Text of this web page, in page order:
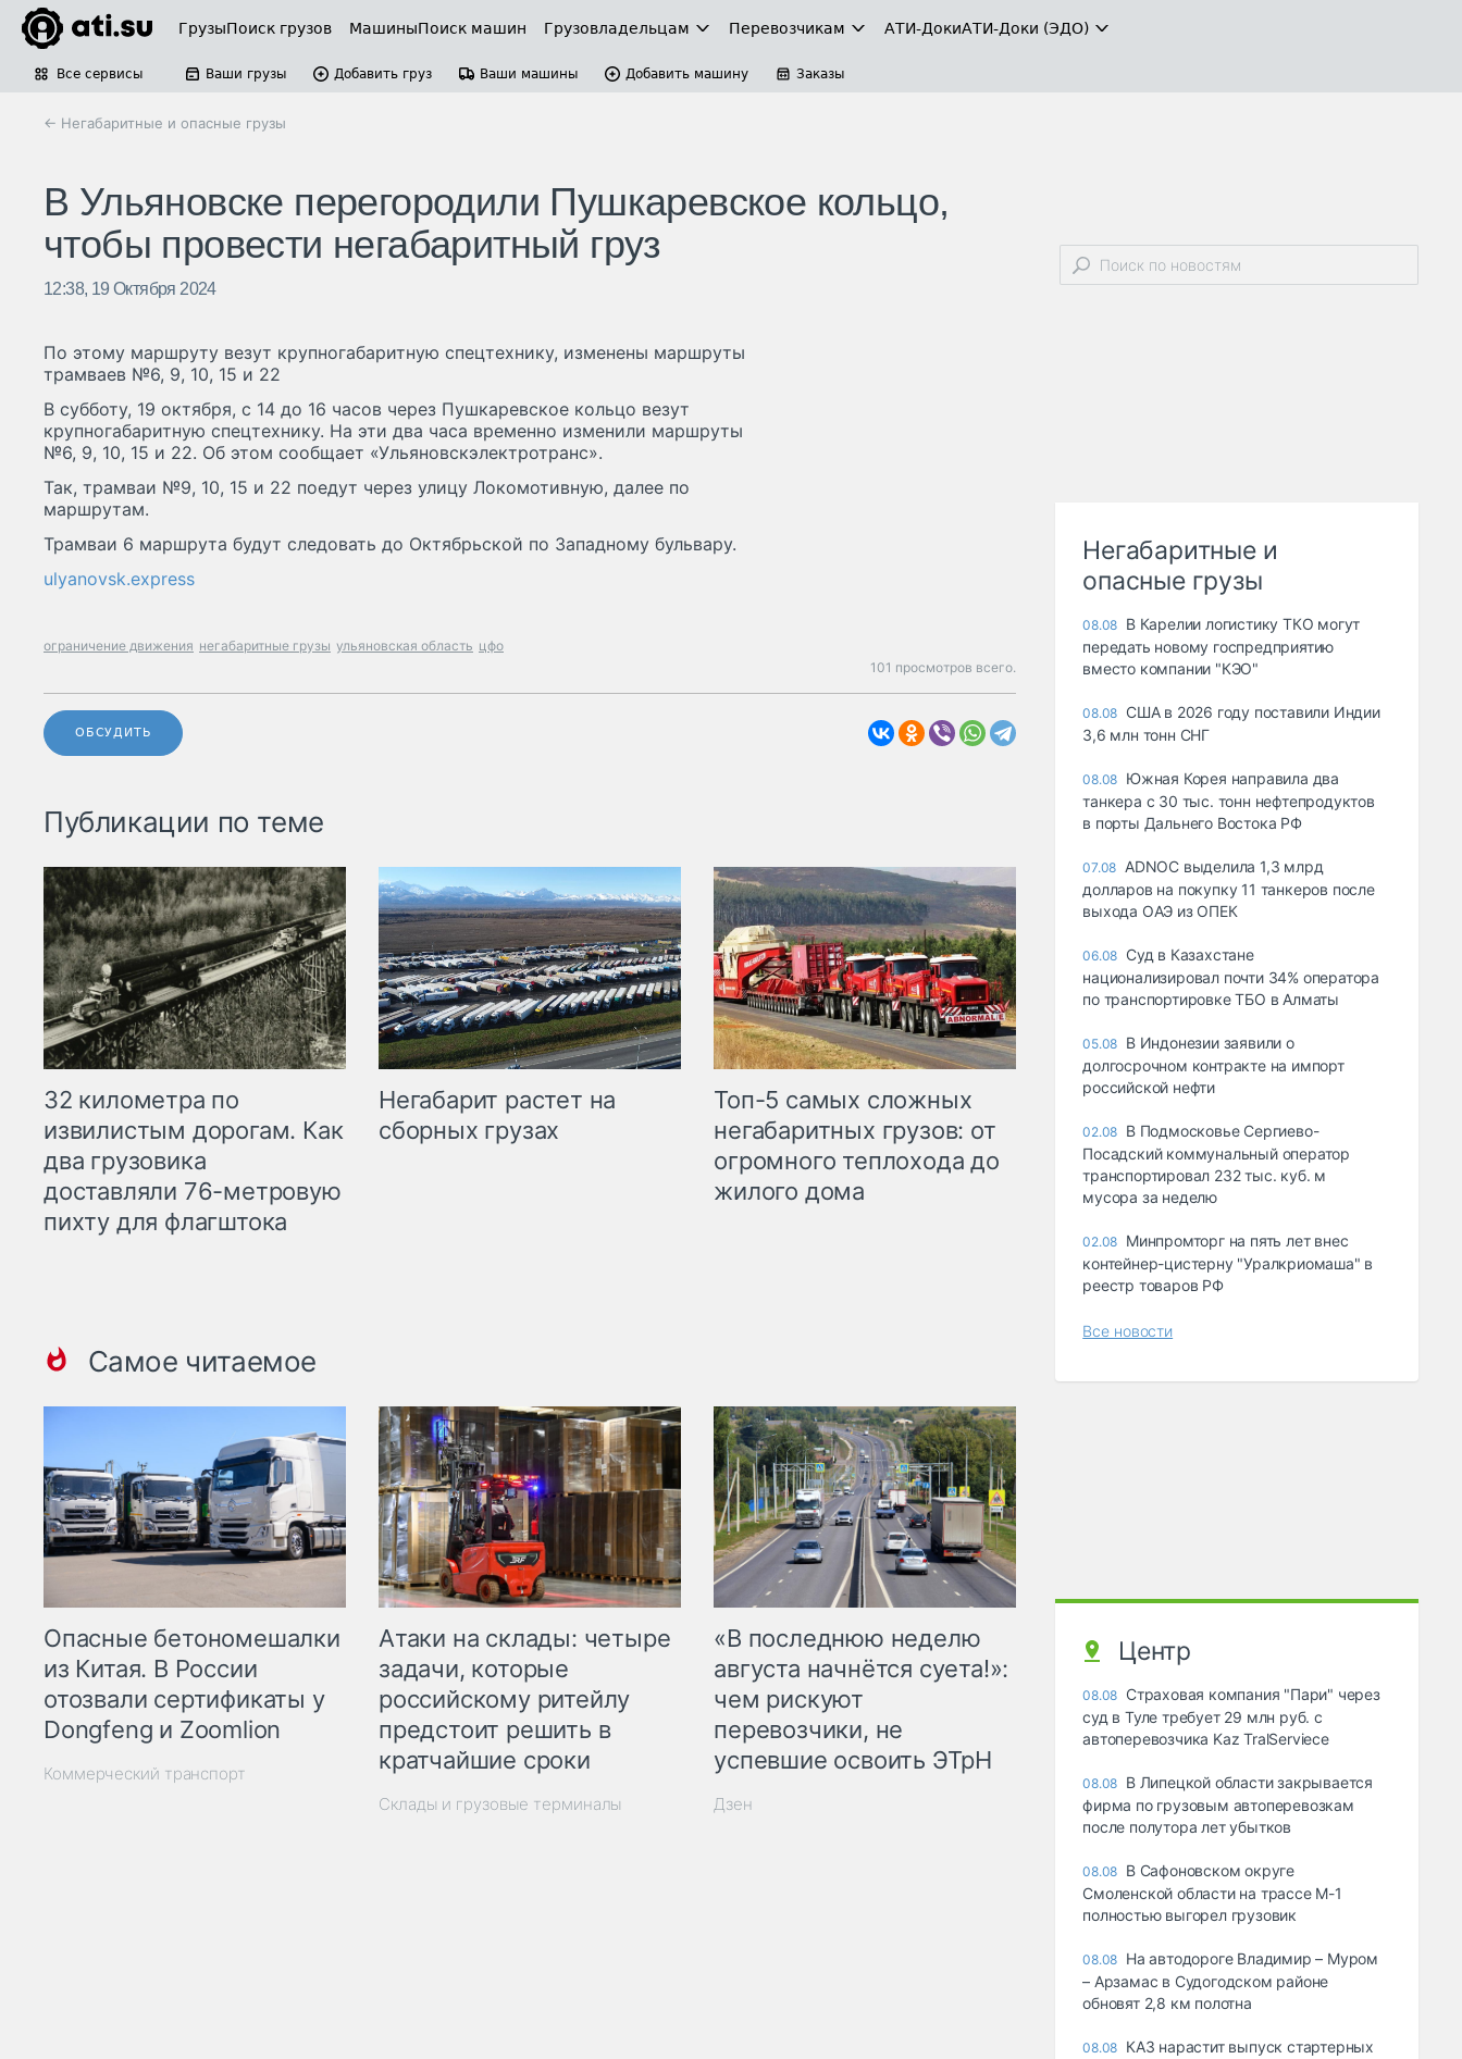
ГрузыПоиск грузов МашиныПоиск машин Грузовладельцам Перевозчикам АТИ-ДокиАТИ-Доки (ЭДО)
Все сервисы Ваши грузы Добавить груз Ваши машины Добавить машину Заказы
← Негабаритные и опасные грузы
В Ульяновске перегородили Пушкаревское кольцо,
чтобы провести негабаритный груз
12:38, 19 Октября 2024
По этому маршруту везут крупногабаритную спецтехнику, изменены маршруты
трамваев №6, 9, 10, 15 и 22
В субботу, 19 октября, с 14 до 16 часов через Пушкаревское кольцо везут
крупногабаритную спецтехнику. На эти два часа временно изменили маршруты
№6, 9, 10, 15 и 22. Об этом сообщает «Ульяновскэлектротранс».
Так, трамваи №9, 10, 15 и 22 поедут через улицу Локомотивную, далее по
маршрутам.
Трамваи 6 маршрута будут следовать до Октябрьской по Западному бульвару.
ulyanovsk.express
ограничение движения негабаритные грузы ульяновская область цфо
101 просмотров всего.
ОБСУДИТЬ
Публикации по теме
32 километра по
извилистым дорогам. Как
два грузовика
доставляли 76-метровую
пихту для флагштока
Негабарит растет на
сборных грузах
Топ-5 самых сложных
негабаритных грузов: от
огромного теплохода до
жилого дома
Самое читаемое
Опасные бетономешалки
из Китая. В России
отозвали сертификаты у
Dongfeng и Zoomlion
Коммерческий транспорт
Атаки на склады: четыре
задачи, которые
российскому ритейлу
предстоит решить в
кратчайшие сроки
Склады и грузовые терминалы
«В последнюю неделю
августа начнётся суета!»:
чем рискуют
перевозчики, не
успевшие освоить ЭТрН
Дзен
Негабаритные и
опасные грузы
08.08 В Карелии логистику ТКО могут
передать новому госпредприятию
вместо компании "КЭО"
08.08 США в 2026 году поставили Индии
3,6 млн тонн СНГ
08.08 Южная Корея направила два
танкера с 30 тыс. тонн нефтепродуктов
в порты Дальнего Востока РФ
07.08 ADNOC выделила 1,3 млрд
долларов на покупку 11 танкеров после
выхода ОАЭ из ОПЕК
06.08 Суд в Казахстане
национализировал почти 34% оператора
по транспортировке ТБО в Алматы
05.08 В Индонезии заявили о
долгосрочном контракте на импорт
российской нефти
02.08 В Подмосковье Сергиево-
Посадский коммунальный оператор
транспортировал 232 тыс. куб. м
мусора за неделю
02.08 Минпромторг на пять лет внес
контейнер-цистерну "Уралкриомаша" в
реестр товаров РФ
Все новости
Центр
08.08 Страховая компания "Пари" через
суд в Туле требует 29 млн руб. с
автоперевозчика Kaz TralServiece
08.08 В Липецкой области закрывается
фирма по грузовым автоперевозкам
после полутора лет убытков
08.08 В Сафоновском округе
Смоленской области на трассе М-1
полностью выгорел грузовик
08.08 На автодороге Владимир – Муром
– Арзамас в Судогодском районе
обновят 2,8 км полотна
08.08 КАЗ нарастит выпуск стартерных